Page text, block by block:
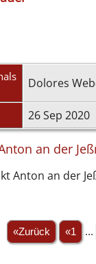
Dolores
26 Sep 2020
an der
Anton an der
«Zurück «1 ...